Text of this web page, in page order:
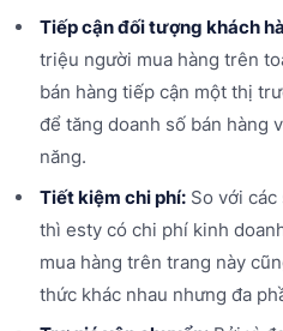
Tiếp cận đối tượng khách
triệu người mua hàng trên
bán hàng tiếp cận một thị
để tăng doanh số bán hàng
năng.
Tiết kiệm chi phí:So với các
thì esty có chi phí kinh
mua hàng trên trang này
thức khác nhau nhưng đa